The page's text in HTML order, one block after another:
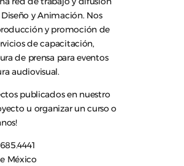
y Animación. Nos
y promoción de
de capacitación,
de prensa para eventos
audiovisual.
publicados en nuestro
u organizar un curso o
México